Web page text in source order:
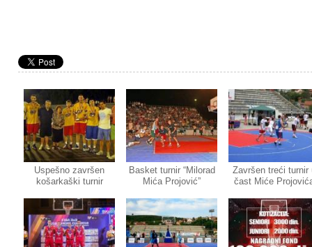
Uspešno završen
košarkaški turnir
Basket turnir “Milorad
Mića Projović”
Završen treći turnir
čast Miće